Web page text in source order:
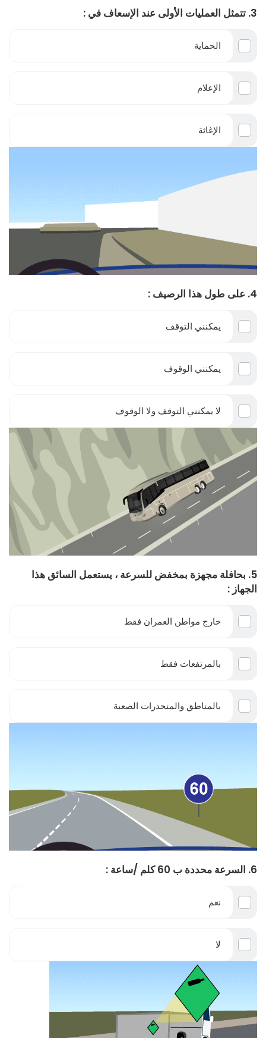
3. تتمثل العمليات الأولى عند الإسعاف في :
الحماية
الإعلام
الإغاثة
4. على طول هذا الرصيف :
يمكنني التوقف
يمكنني الوقوف
لا يمكنني التوقف ولا الوقوف
5. بحافلة مجهزة بمخفض للسرعة ، يستعمل السائق هذا
الجهاز :
خارج مواطن العمران فقط
بالمرتفعات فقط
بالمناطق والمنحدرات الصعبة
6. السرعة محددة ب 60 كلم /ساعة :
نعم
لا